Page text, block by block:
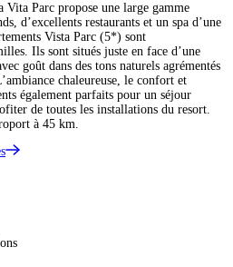
Vita Parc propose une large gamme
d’excellents restaurants et un spa d’une
Vista Parc (5*) sont
Ils sont situés juste en face d’une
goût dans des tons naturels agrémentés
chaleureuse, le confort et
également parfaits pour un séjour
de toutes les installations du resort.
à 45 km.